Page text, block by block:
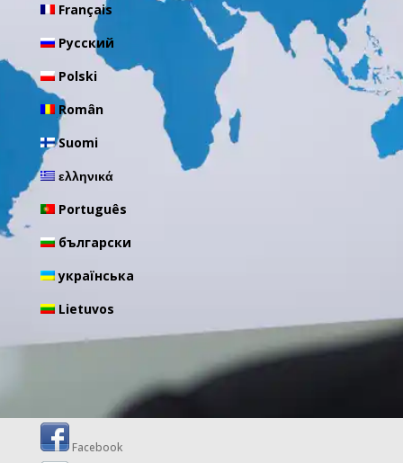
Français
Pусский
Polski
Român
Suomi
ελληνικά
Português
български
українська
Lietuvos
Facebook